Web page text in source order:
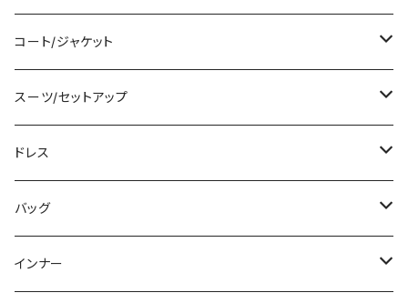
ベアトップ/チューブトップ
カーディガン/ボレロ
ニット/セーター
パーカー
スウェット/トレーナー
ロング/マキシ
袖付き
ノースリーブ
その他
チュニック
クロップド丈
ロング丈
デニム
レギンス
その他
ミニ/ショート
ミディアム/ミモレ
ロング
その他
コート/ジャケット
コート
ジャケット
その他
スーツ/セットアップ
パンツスーツ
スカートスーツ
その他
ドレス
ミニ/ショート
ミディアム/ミモレ
バッグ
サブバッグ
インナー